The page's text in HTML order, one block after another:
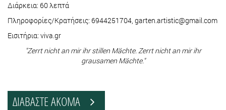
Διάρκεια: 60 λεπτά
Πληροφορίες/Κρατήσεις: 6944251704, garten.artistic@gmail.com
Εισιτήρια: viva.gr
"Zerrt nicht an mir ihr stillen Mächte. Zerrt nicht an mir ihr
grausamen Mächte."
ΔΙΑΒΑΣΤΕ ΑΚΟΜΑ